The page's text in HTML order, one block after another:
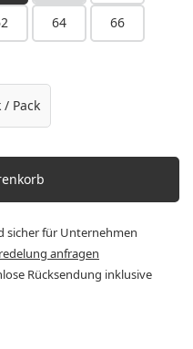
64 66
gewünschten
/ Pack
sicher für Unternehmen
anfragen
Rücksendung inklusive